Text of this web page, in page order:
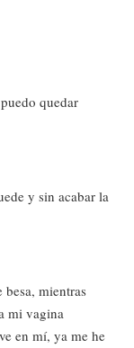
quedar
y sin acabar la
mientras
mi vagina
en mí, ya me he